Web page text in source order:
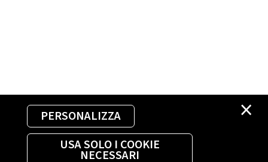
×
PERSONALIZZA
USA SOLO I COOKIE
NECESSARI